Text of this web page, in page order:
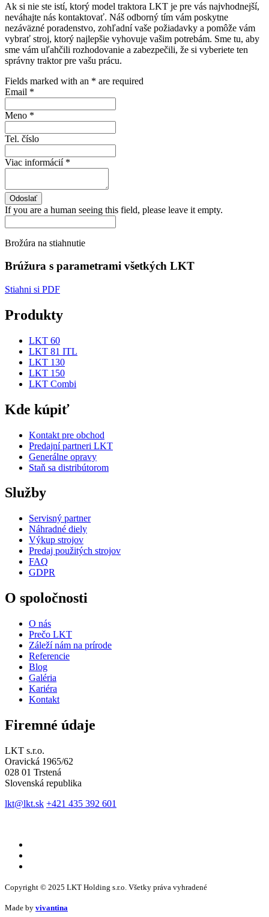
Ak si nie ste istí, ktorý model traktora LKT je pre vás najvhodnejší,
neváhajte nás kontaktovať. Náš odborný tím vám poskytne
nezáväzné poradenstvo, zohľadní vaše požiadavky a pomôže vám
vybrať stroj, ktorý najlepšie vyhovuje vašim potrebám. Sme tu, aby
sme vám uľahčili rozhodovanie a zabezpečili, že si vyberiete ten
správny traktor pre vašu prácu.
Fields marked with an * are required
Email *
Meno *
Tel. číslo
Viac informácií *
If you are a human seeing this field, please leave it empty.
Brožúra na stiahnutie
Brúžura s parametrami všetkých LKT
Stiahni si PDF
Produkty
LKT 60
LKT 81 ITL
LKT 130
LKT 150
LKT Combi
Kde kúpiť
Kontakt pre obchod
Predajní partneri LKT
Generálne opravy
Staň sa distribútorom
Služby
Servisný partner
Náhradné diely
Výkup strojov
Predaj použitých strojov
FAQ
GDPR
O spoločnosti
O nás
Prečo LKT
Záleží nám na prírode
Referencie
Blog
Galéria
Kariéra
Kontakt
Firemné údaje
LKT s.r.o.
Oravická 1965/62
028 01 Trstená
Slovenská republika
lkt@lkt.sk +421 435 392 601
Copyright © 2025 LKT Holding s.r.o. Všetky práva vyhradené
Made by vivantina